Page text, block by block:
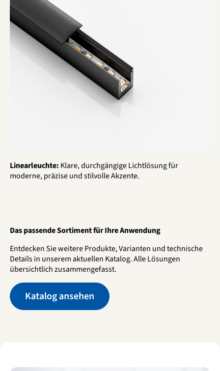
Linearleuchte: Klare, durchgängige Lichtlösung für
moderne, präzise und stilvolle Akzente.
Das passende Sortiment für Ihre Anwendung
Entdecken Sie weitere Produkte, Varianten und technische
Details in unserem aktuellen Katalog. Alle Lösungen
übersichtlich zusammengefasst.
Katalog ansehen